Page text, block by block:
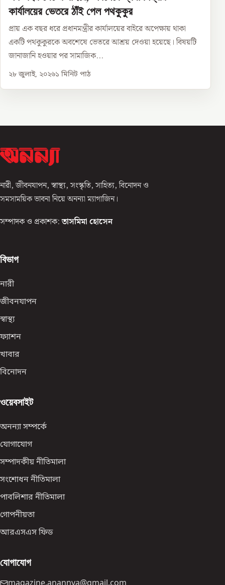
কার্যালয়ের ভেতরে ঠাঁই পেল পথকুকুর
প্রায় এক বছর ধরে প্রধানমন্ত্রীর কার্যালয়ের বাইরে অপেক্ষায় থাকা
একটি পথকুকুরকে অবশেষে ভেতরে আশ্রয় দেওয়া হয়েছে। বিষয়টি
জানাজানি হওয়ার পর সামাজিক...
২৮ জুলাই, ২০২৬১ মিনিট পাঠ
নারী, জীবনযাপন, স্বাস্থ্য, সংস্কৃতি, সাহিত্য, বিনোদন ও
সমসাময়িক ভাবনা নিয়ে অনন্যা ম্যাগাজিন।
সম্পাদক ও প্রকাশক: তাসমিমা হোসেন
বিভাগ
নারী
জীবনযাপন
স্বাস্থ্য
ফ্যাশন
খাবার
বিনোদন
ওয়েবসাইট
অনন্যা সম্পর্কে
যোগাযোগ
সম্পাদকীয় নীতিমালা
সংশোধন নীতিমালা
পাবলিশার নীতিমালা
গোপনীয়তা
আরএসএস ফিড
যোগাযোগ